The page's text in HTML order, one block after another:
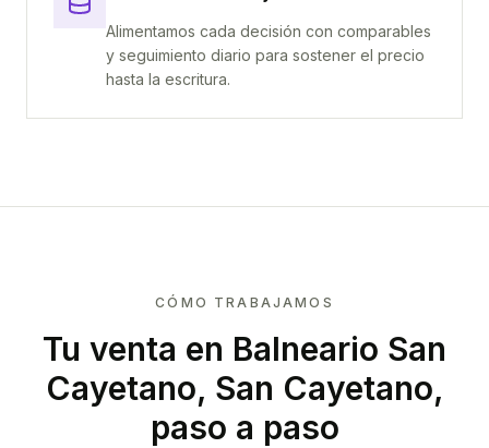
Alimentamos cada decisión con comparables
y seguimiento diario para sostener el precio
hasta la escritura.
CÓMO TRABAJAMOS
Tu venta en Balneario San
Cayetano, San Cayetano,
paso a paso